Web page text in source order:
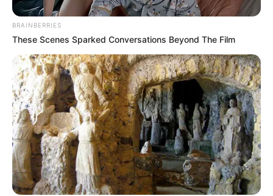
BRAINBERRIES
These Scenes Sparked Conversations Beyond The Film